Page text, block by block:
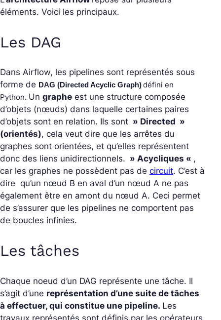
éléments. Voici les principaux.
Les DAG
Dans Airflow, les pipelines sont représentés sous
forme de DAG (Directed Acyclic Graph)défini en
Python. Un graphe est une structure composée
d’objets (nœuds) dans laquelle certaines paires
d’objets sont en relation. Ils sont » Directed »
(orientés), cela veut dire que les arrêtes du
graphes sont orientées, et qu’elles représentent
donc des liens unidirectionnels. » Acycliques « ,
car les graphes ne possèdent pas de circuit. C’est à
dire qu’un nœud B en aval d’un nœud A ne pas
également être en amont du nœud A. Ceci permet
de s’assurer que les pipelines ne comportent pas
de boucles infinies.
Les tâches
Chaque noeud d’un DAG représente une tâche. Il
s’agit d’une représentation d’une suite de tâches
à effectuer, qui constitue une pipeline. Les
travaux représentés sont définis par les opérateurs.